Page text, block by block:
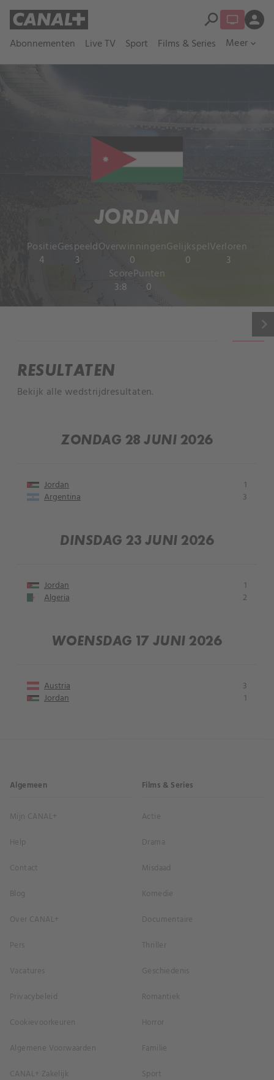
Abonnementen Live TV Sport Films & Series Meer expand_more
search person
JORDAN
Positie
4
Gespeeld
3
Overwinningen
0
Gelijkspel
0
Verloren
3
Score
3:8
Punten
0
keyboard_arrow_right
RESULTATEN
Bekijk alle wedstrijdresultaten.
ZONDAG 28 JUNI 2026
Jordan
1
Argentina
3
DINSDAG 23 JUNI 2026
Jordan
1
Algeria
2
WOENSDAG 17 JUNI 2026
Austria
3
Jordan
1
Algemeen
Mijn CANAL+
Help
Contact
Blog
Over CANAL+
Pers
Vacatures
Privacybeleid
Cookievoorkeuren
Algemene Voorwaarden
CANAL+ Zakelijk
Films & Series
Actie
Drama
Misdaad
Komedie
Documentaire
Thriller
Geschiedenis
Romantiek
Horror
Familie
Sport